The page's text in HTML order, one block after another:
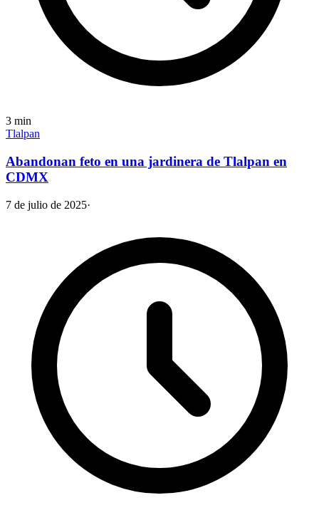
3 min
Tlalpan
Abandonan feto en una jardinera de Tlalpan en
CDMX
7 de julio de 2025·